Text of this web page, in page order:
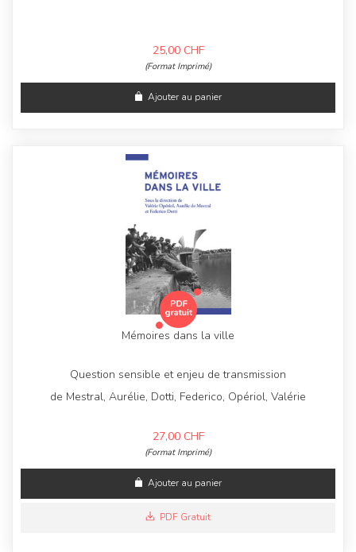
25,00 CHF
(Format Imprimé)
Ajouter au panier
Mémoires dans la ville
Question sensible et enjeu de transmission
de Mestral, Aurélie, Dotti, Federico, Opériol, Valérie
27,00 CHF
(Format Imprimé)
Ajouter au panier
PDF Gratuit